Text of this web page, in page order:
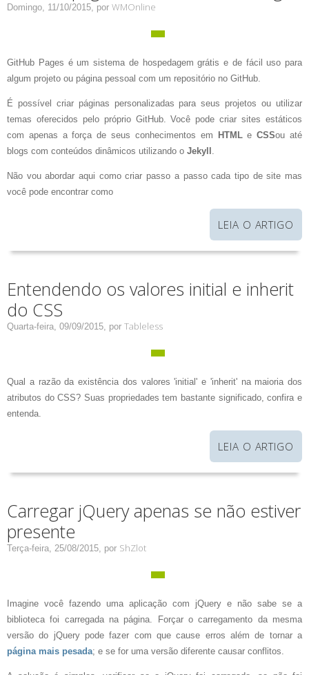
Domingo, 11/10/2015, por WMOnline
GitHub Pages é um sistema de hospedagem grátis e de fácil uso para
algum projeto ou página pessoal com um repositório no GitHub.
É possível criar páginas personalizadas para seus projetos ou utilizar
temas oferecidos pelo próprio GitHub. Você pode criar sites estáticos
com apenas a força de seus conhecimentos em
HTMLeCSSou até
blogs com conteúdos dinâmicos utilizando o Jekyll .
Não vou abordar aqui como criar passo a passo cada tipo de site mas
você pode encontrar como
LEIA O ARTIGO
Entendendo os valores initial e inherit
do CSS
Quarta-feira, 09/09/2015, por Tableless
Qual a razão da existência dos valores 'initial' e 'inherit' na maioria dos
atributos do CSS? Suas propriedades tem bastante significado, confira e
entenda.
LEIA O ARTIGO
Carregar jQuery apenas se não estiver
presente
Terça-feira, 25/08/2015, por ShZlot
Imagine você fazendo uma aplicação com jQuery e não sabe se a
biblioteca foi carregada na página. Forçar o carregamento da mesma
versão do jQuery pode fazer com que cause erros além de tornar a
página mais pesada; e se for uma versão diferente causar conflitos.